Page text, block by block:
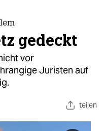
gedeckt
vor
Juristen auf
teilen